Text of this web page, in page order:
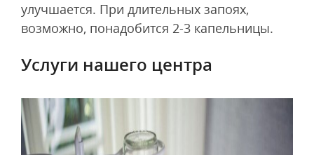
улучшается. При длительных запоях,
возможно, понадобится 2-3 капельницы.
Услуги нашего центра